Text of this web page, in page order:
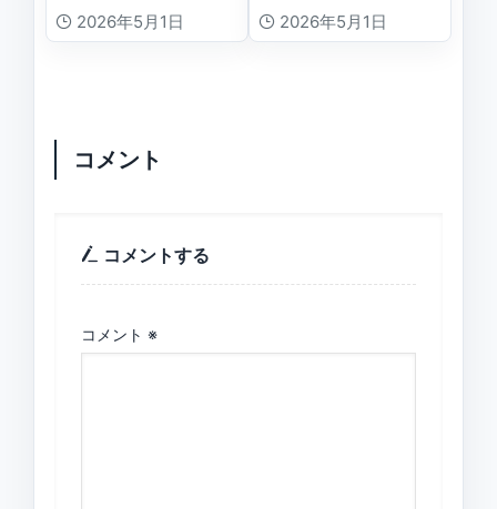
2026年5月1日 2026年5月1日
コメント
コメントする
コメント ※